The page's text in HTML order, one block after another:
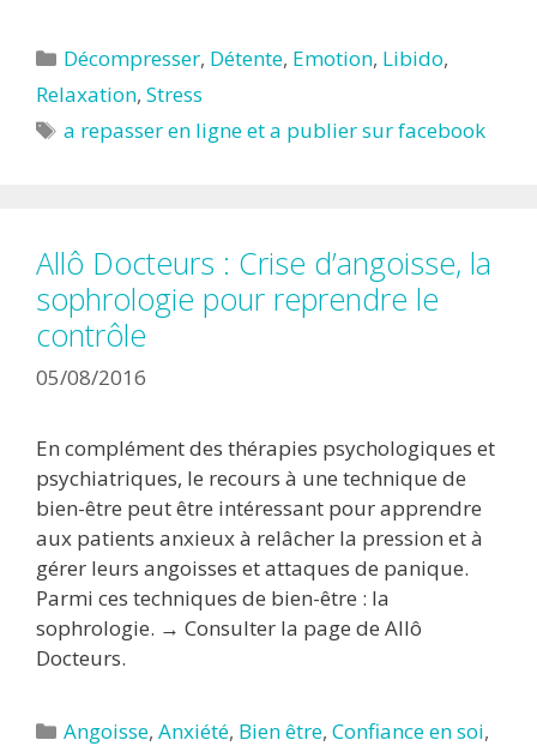
Catégories
Décompresser, Détente, Emotion, Libido,
Relaxation, Stress
Étiquettes
a repasser en ligne et a publier sur facebook
Allô Docteurs : Crise d’angoisse, la
sophrologie pour reprendre le
contrôle
05/08/2016
En complément des thérapies psychologiques et
psychiatriques, le recours à une technique de
bien-être peut être intéressant pour apprendre
aux patients anxieux à relâcher la pression et à
gérer leurs angoisses et attaques de panique.
Parmi ces techniques de bien-être : la
sophrologie. → Consulter la page de Allô
Docteurs.
Catégories
Angoisse,Anxiété, Bien être,Confiance en soi,